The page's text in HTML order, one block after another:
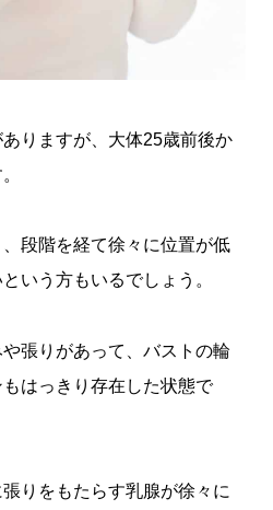
りますが、大体25歳前後か
段階を経て徐々に位置が低
いう方もいるでしょう。
張りがあって、バストの輪
はっきり存在した状態で
りをもたらす乳腺が徐々に